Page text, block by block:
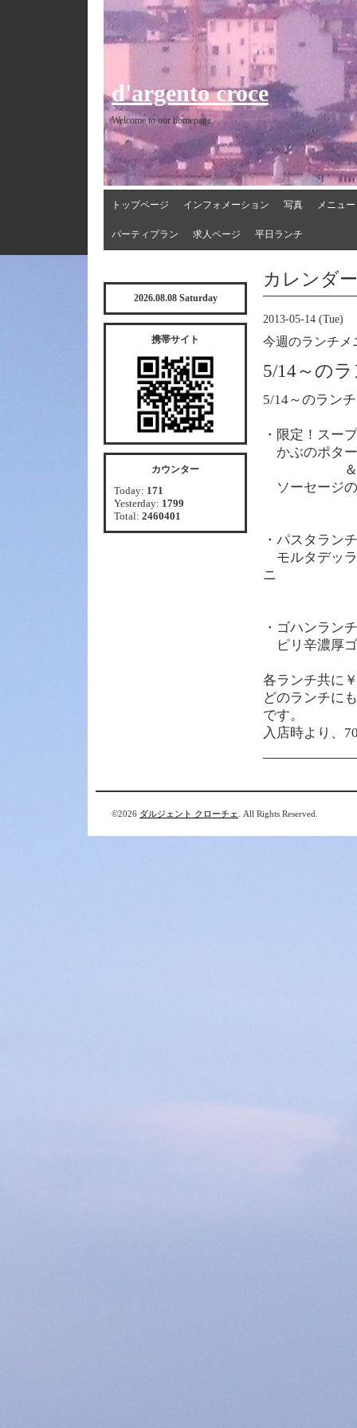
d'argento croce
Welcome to our homepage
トップページ インフォメーション 写真 メニュー
パーティプラン 求人ページ 平日ランチ
カレンダー
2013-05-14 (Tue)
今週のランチメ
5/14～の
5/14～のラン
・限定！スー
かぶのポタ
＆
ソーセージ
・パスタランチ
モルタデッ
ニ
・ゴハンランチ
ピリ辛濃厚
各ランチ共に
どのランチに
です。
入店時より、
2026.08.08 Saturday
携帯サイト
カウンター
Today: 171
Yesterday: 1799
Total: 2460401
©2026 ダルジェント クローチェ . All Rights Reserved.